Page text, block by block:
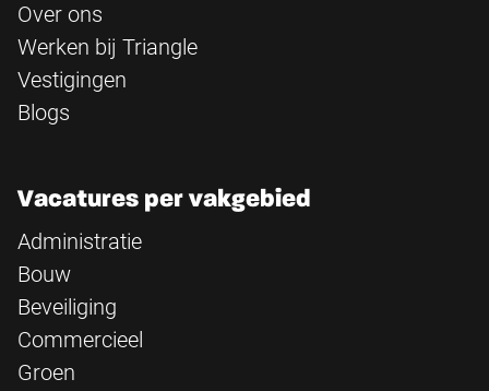
Over ons
Werken bij Triangle
Vestigingen
Blogs
Vacatures per vakgebied
Administratie
Bouw
Beveiliging
Commercieel
Groen